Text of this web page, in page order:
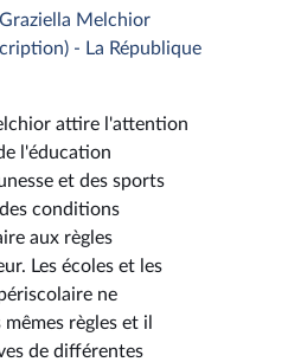
Melchior
- La République
attire l'attention
l'éducation
et des sports
conditions
aux règles
Les écoles et les
ne
règles et il
de différentes